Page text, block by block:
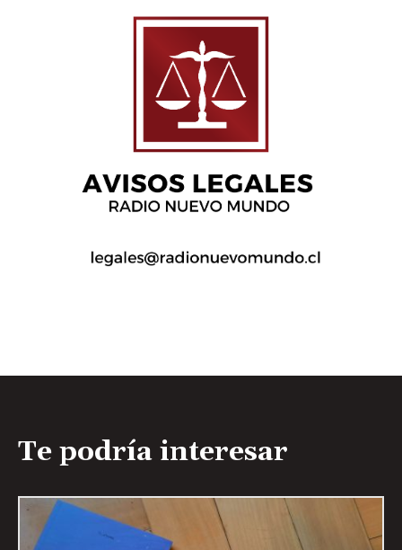
Te podría interesar